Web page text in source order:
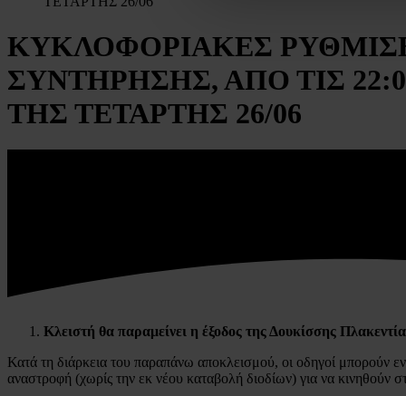
ΚΥΚΛΟΦΟΡΙΑΚΕΣ
ΣΥΝΤΗΡΗΣΗΣ, ΑΠΟ ΤΙΣ
ΤΗΣ ΤΕΤΑΡΤΗΣ 26/06
Κλειστή θα παραμείνει η έξοδος της Δουκίσσης
Κατά τη διάρκεια του παραπάνω αποκλεισμού, οι οδηγοί μπορούν
αναστροφή (χωρίς την εκ νέου καταβολή διοδίων) για να